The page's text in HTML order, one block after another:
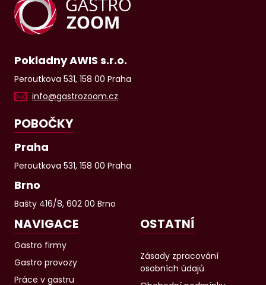
Pokladny AWIS s.r.o.
Peroutkova 531, 158 00 Praha
info@gastrozoom.cz
POBOČKY
Praha
Peroutkova 531, 158 00 Praha
Brno
Bašty 416/8, 602 00 Brno
NAVIGACE
Gastro firmy
Gastro provozy
Práce v gastru
OSTATNÍ
Zásady zpracování
osobních údajů